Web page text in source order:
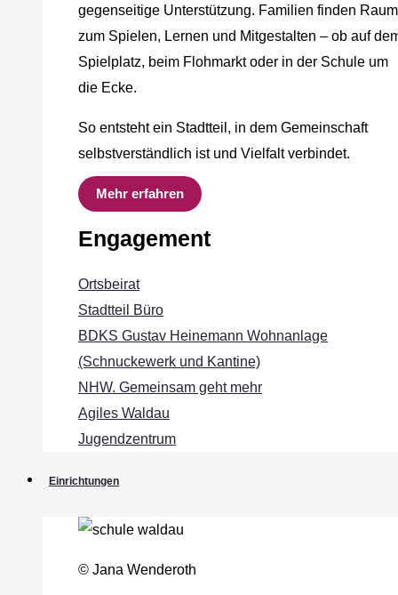
gegenseitige Unterstützung. Familien finden Raum
zum Spielen, Lernen und Mitgestalten – ob auf
Spielplatz, beim Flohmarkt oder in der Schule um
die Ecke.
So entsteht ein Stadtteil, in dem Gemeinschaft
selbstverständlich ist und Vielfalt verbindet.
Mehr erfahren
Engagement
Ortsbeirat
Stadtteil Büro
BDKS Gustav Heinemann Wohnanlage
(Schnuckewerk und Kantine)
NHW. Gemeinsam geht mehr
Agiles Waldau
Jugendzentrum
Einrichtungen
© Jana Wenderoth